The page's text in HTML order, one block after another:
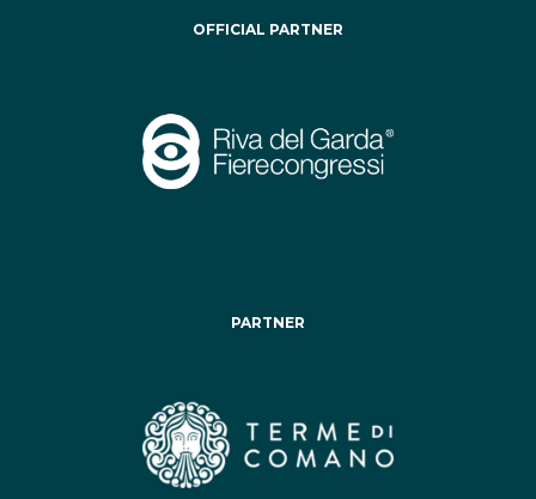
OFFICIAL PARTNER
PARTNER